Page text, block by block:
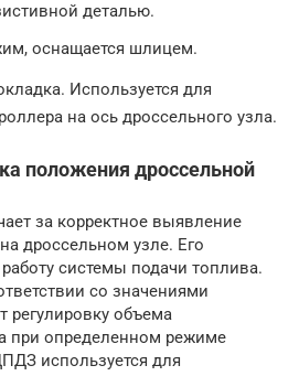
деталью.
оснащается шлицем.
Используется для
на ось дроссельного узла.
положения дроссельной
за корректное выявление
дроссельном узле. Его
системы подачи топлива.
со значениями
регулировку объема
при определенном режиме
используется для